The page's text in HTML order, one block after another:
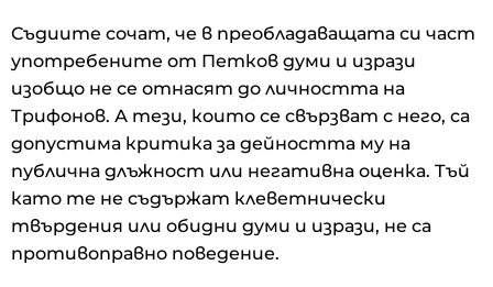
Съдиите сочат, че в преобладаващата си част
употребените от Петков думи и изрази
изобщо не се отнасят до личността на
Трифонов. А тези, които се свързват с него, са
допустима критика за дейността му на
публична длъжност или негативна оценка. Тъй
като те не съдържат клеветнически
твърдения или обидни думи и изрази, не са
противоправно поведение.